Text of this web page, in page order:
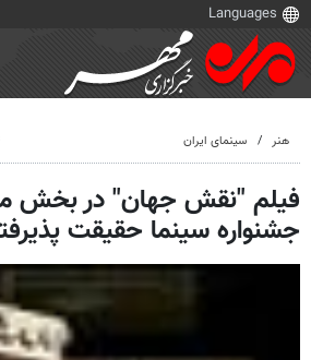
هنر سینمای ایران
فیلم "نقش جهان" در بخش
جشنواره سینما حقیقت